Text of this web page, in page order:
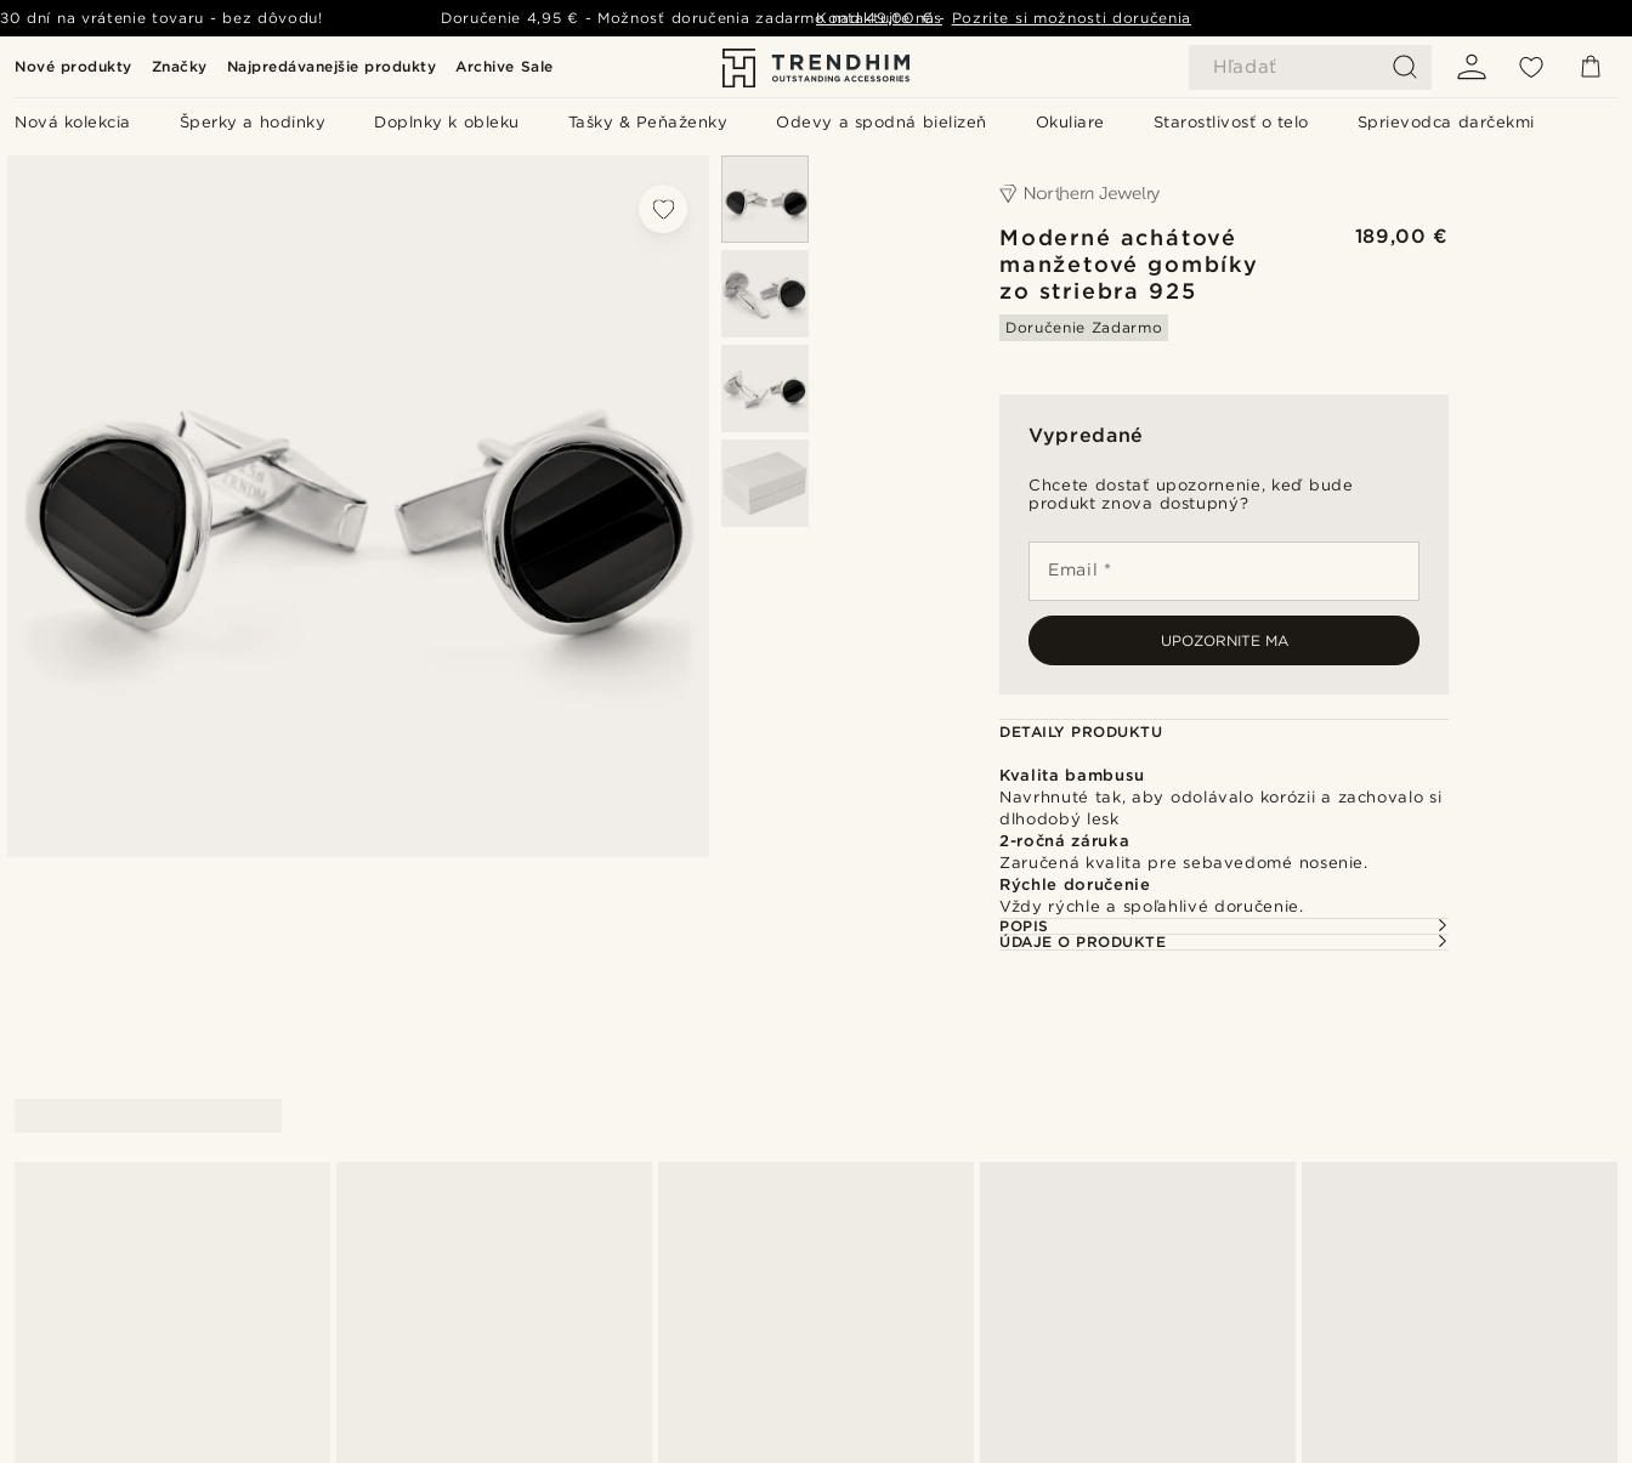
Nové produkty Značky Najpredávanejšie produkty Archive Sale Hľadať
Nová kolekcia Šperky a hodinky Doplnky k obleku Tašky & Peňaženky Odevy a spodná bielizeň Okuliare Starostlivosť o telo Sprievodca darčekmi
30 dní na vrátenie tovaru - bez dôvodu! Doručenie 4,95 € - Možnosť doručenia zadarmo nad 49,00 € - Pozrite si možnosti doručenia
Kontaktujte nás
Moderné achátové
manžetové gombíky
zo striebra 925
189,00 €
Doručenie Zadarmo
Vypredané
Chcete dostať upozornenie, keď bude
produkt znova dostupný?
Email *
UPOZORNITE MA
DETAILY PRODUKTU
Kvalita bambusu
Navrhnuté tak, aby odolávalo korózii a zachovalo si
dlhodobý lesk
2-ročná záruka
Zaručená kvalita pre sebavedomé nosenie.
Rýchle doručenie
Vždy rýchle a spoľahlivé doručenie.
POPIS
ÚDAJE O PRODUKTE